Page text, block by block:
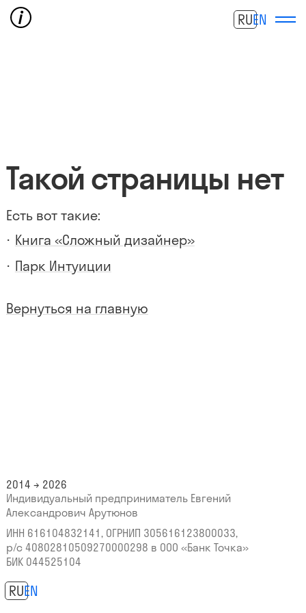
RUEN
Такой страницы нет
Есть вот такие:
Книга «Сложный дизайнер»
Парк Интуиции
Вернуться на главную
2014 → 2026
Индивидуальный предприниматель Евгений
Александрович Арутюнов
ИНН 616104832141, ОГРНИП 305616123800033,
р/с 40802810509270000298 в ООО «Банк Точка»
БИК 044525104
RUEN